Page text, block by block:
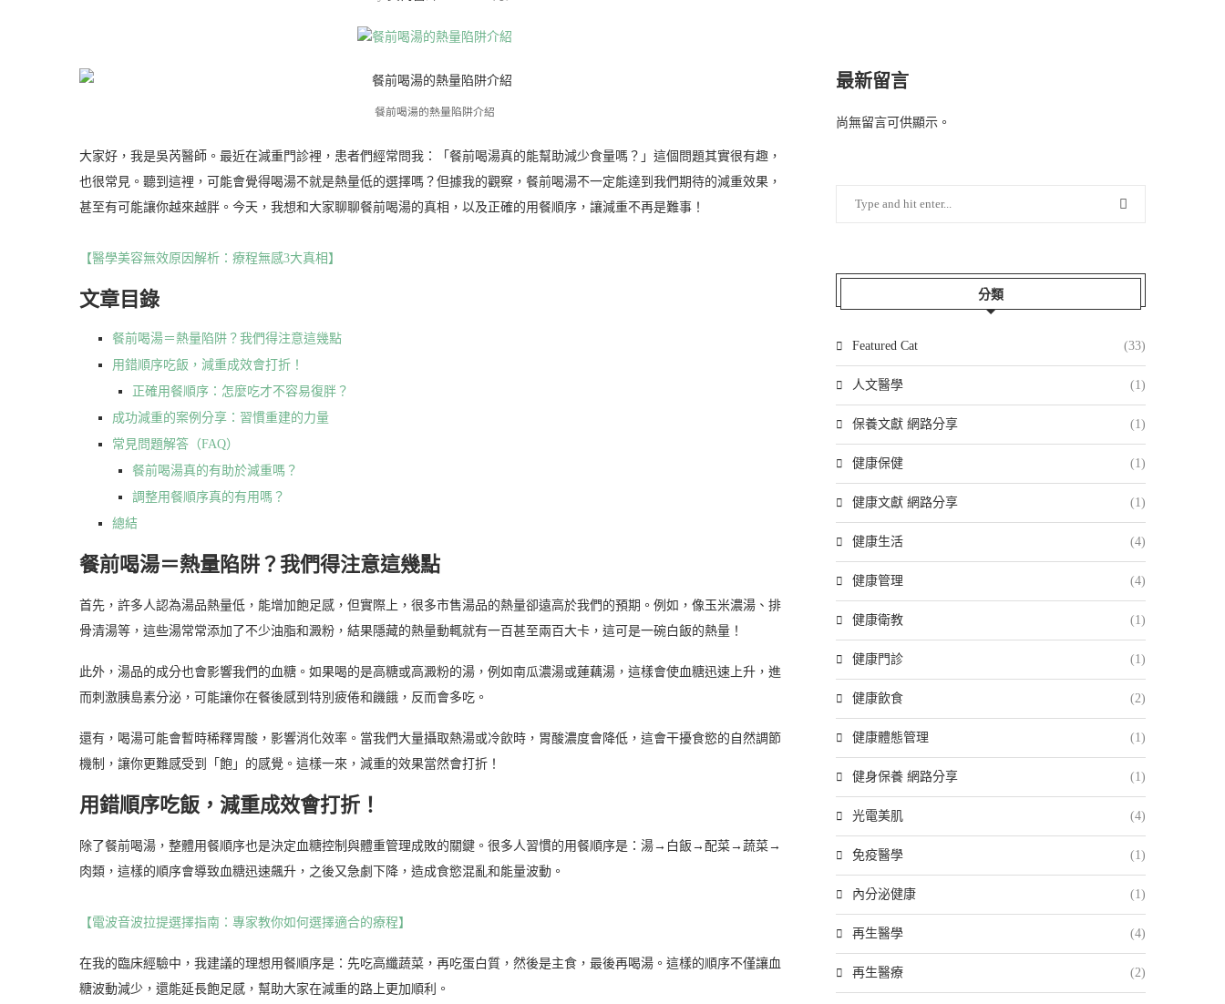
餐前喝湯的熱量陷阱介紹
大家好，我是吳芮醫師。最近在減重門診裡，患者們經常問我：「餐前喝湯真的能幫助減少食量嗎？」這個問題其實很有趣，
也很常見。聽到這裡，可能會覺得喝湯不就是熱量低的選擇嗎？但據我的觀察，餐前喝湯不一定能達到我們期待的減重效果，
甚至有可能讓你越來越胖。今天，我想和大家聊聊餐前喝湯的真相，以及正確的用餐順序，讓減重不再是難事！
【醫學美容無效原因解析：療程無感3大真相】
文章目錄
餐前喝湯＝熱量陷阱？我們得注意這幾點
用錯順序吃飯，減重成效會打折！
正確用餐順序：怎麼吃才不容易復胖？
成功減重的案例分享：習慣重建的力量
常見問題解答（FAQ）
餐前喝湯真的有助於減重嗎？
調整用餐順序真的有用嗎？
總結
餐前喝湯＝熱量陷阱？我們得注意這幾點
首先，許多人認為湯品熱量低，能增加飽足感，但實際上，很多市售湯品的熱量卻遠高於我們的預期。例如，像玉米濃湯、排
骨清湯等，這些湯常常添加了不少油脂和澱粉，結果隱藏的熱量動輒就有一百甚至兩百大卡，這可是一碗白飯的熱量！
此外，湯品的成分也會影響我們的血糖。如果喝的是高糖或高澱粉的湯，例如南瓜濃湯或蓮藕湯，這樣會使血糖迅速上升，進
而刺激胰島素分泌，可能讓你在餐後感到特別疲倦和饑餓，反而會多吃。
還有，喝湯可能會暫時稀釋胃酸，影響消化效率。當我們大量攝取熱湯或冷飲時，胃酸濃度會降低，這會干擾食慾的自然調節
機制，讓你更難感受到「飽」的感覺。這樣一來，減重的效果當然會打折！
用錯順序吃飯，減重成效會打折！
除了餐前喝湯，整體用餐順序也是決定血糖控制與體重管理成敗的關鍵。很多人習慣的用餐順序是：湯→白飯→配菜→蔬菜→
肉類，這樣的順序會導致血糖迅速飆升，之後又急劇下降，造成食慾混亂和能量波動。
【電波音波拉提選擇指南：專家教你如何選擇適合的療程】
在我的臨床經驗中，我建議的理想用餐順序是：先吃高纖蔬菜，再吃蛋白質，然後是主食，最後再喝湯。這樣的順序不僅讓血
糖波動減少，還能延長飽足感，幫助大家在減重的路上更加順利。
最新留言
尚無留言可供顯示。
分類
Featured Cat (33)
人文醫學 (1)
保養文獻 網路分享 (1)
健康保健 (1)
健康文獻 網路分享 (1)
健康生活 (4)
健康管理 (4)
健康衛教 (1)
健康門診 (1)
健康飲食 (2)
健康體態管理 (1)
健身保養 網路分享 (1)
光電美肌 (4)
免疫醫學 (1)
內分泌健康 (1)
再生醫學 (4)
再生醫療 (2)